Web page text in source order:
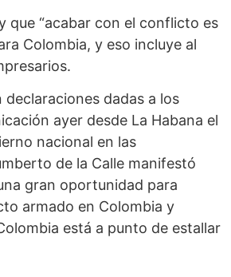
que “acabar con el conflicto es
Colombia, y eso incluye al
dadas a los
ayer desde La Habana el
nacional en las
de la Calle manifestó
gran oportunidad para
armado en Colombia y
está a punto de estallar